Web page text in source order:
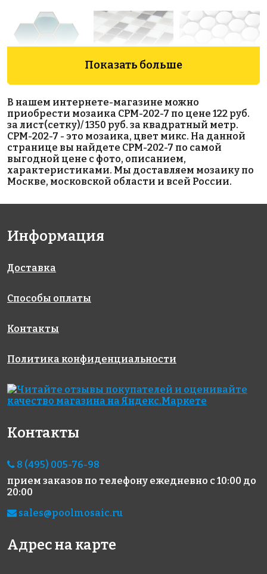
Hexagon big
Green
Glossy
95x110
на сетке
295x256
1990 руб./м²
AKS094
на сетке
327x327
Penny
Round White
Matt
на сетке
315x309
1880 руб./м²
327x327
317x317
Показать больше
В нашем интернете-магазине можно
приобрести мозаика CPM-202-7 по цене 122 руб.
за лист(сетку)/ 1350 руб. за квадратный метр.
CPM-202-7 - это мозаика, цвет микс. На данной
странице вы найдете CPM-202-7 по самой
выгодной цене с фото, описанием,
характеристиками. Мы доставляем мозаику по
Москве, московской области и всей России.
Информация
Доставка
Способы оплаты
Контакты
Политика конфиденциальности
Контакты
8 (495) 005-76-98
прием заказов по телефону ежедневно с 10:00 до
20:00
sales@poolmosaic.ru
Адрес на карте